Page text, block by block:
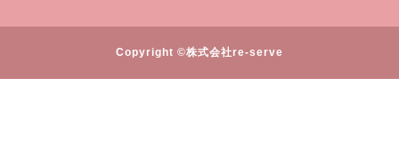
Copyright ©株式会社re-serve